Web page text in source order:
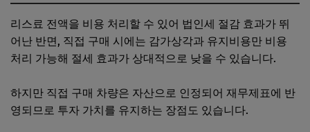
리스료 전액을 비용 처리할 수 있어 법인세 절감 효과가 뛰
어난 반면, 직접 구매 시에는 감가상각과 유지비용만 비용
처리 가능해 절세 효과가 상대적으로 낮을 수 있습니다.
하지만 직접 구매 차량은 자산으로 인정되어 재무제표에 반
영되므로 투자 가치를 유지하는 장점도 있습니다.